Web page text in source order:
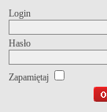
Login
Hasło
Zapamiętaj